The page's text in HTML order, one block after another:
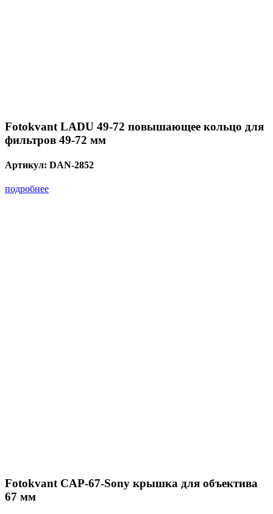
Fotokvant LADU 49-72 повышающее кольцо для
фильтров 49-72 мм
Артикул: DAN-2852
подробнее
Fotokvant CAP-67-Sony крышка для объектива
67 мм